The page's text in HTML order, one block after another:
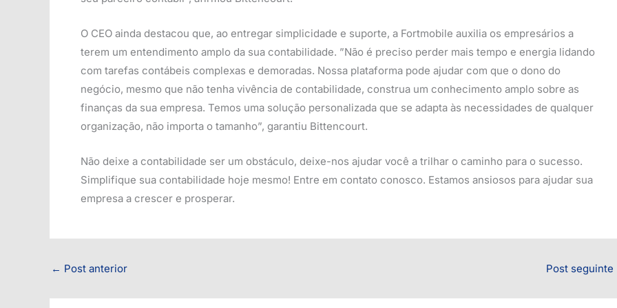
O CEO ainda destacou que, ao entregar simplicidade e suporte, a Fortmobile auxilia os empresários a
terem um entendimento amplo da sua contabilidade. ”Não é preciso perder mais tempo e energia lidando
com tarefas contábeis complexas e demoradas. Nossa plataforma pode ajudar com que o dono do
negócio, mesmo que não tenha vivência de contabilidade, construa um conhecimento amplo sobre as
finanças da sua empresa. Temos uma solução personalizada que se adapta às necessidades de qualquer
organização, não importa o tamanho”, garantiu Bittencourt.
Não deixe a contabilidade ser um obstáculo, deixe-nos ajudar você a trilhar o caminho para o sucesso.
Simplifique sua contabilidade hoje mesmo! Entre em contato conosco. Estamos ansiosos para ajudar sua
empresa a crescer e prosperar.
← Post anterior Post seguinte